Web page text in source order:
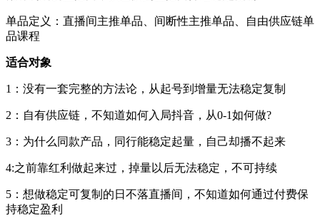
单品定义：直播间主推单品、间断性主推单品、自由供应链单
品课程
适合对象
1：没有一套完整的方法论，从起号到增量无法稳定复制
2：自有供应链，不知道如何入局抖音，从0-1如何做?
3：为什么同款产品，同行能稳定起量，自己却播不起来
4:之前靠红利做起来过，掉量以后无法稳定，不可持续
5：想做稳定可复制的日不落直播间，不知道如何通过付费保
持稳定盈利